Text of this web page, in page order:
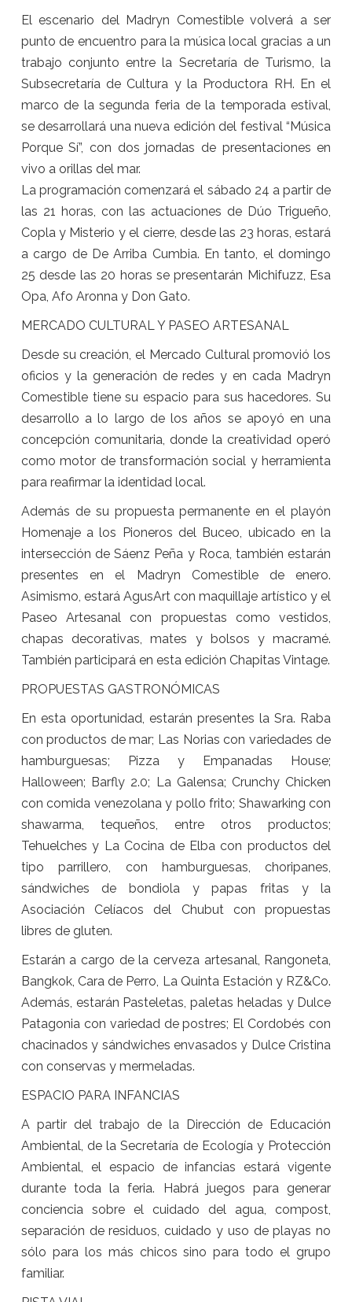
El escenario del Madryn Comestible volverá a ser
punto de encuentro para la música local gracias a un
trabajo conjunto entre la Secretaría de Turismo, la
Subsecretaría de Cultura y la Productora RH. En el
marco de la segunda feria de la temporada estival,
se desarrollará una nueva edición del festival “Música
Porque Sí”, con dos jornadas de presentaciones en
vivo a orillas del mar.
La programación comenzará el sábado 24 a partir de
las 21 horas, con las actuaciones de Dúo Trigueño,
Copla y Misterio y el cierre, desde las 23 horas, estará
a cargo de De Arriba Cumbia. En tanto, el domingo
25 desde las 20 horas se presentarán Michifuzz, Esa
Opa, Afo Aronna y Don Gato.
MERCADO CULTURAL Y PASEO ARTESANAL
Desde su creación, el Mercado Cultural promovió los
oficios y la generación de redes y en cada Madryn
Comestible tiene su espacio para sus hacedores. Su
desarrollo a lo largo de los años se apoyó en una
concepción comunitaria, donde la creatividad operó
como motor de transformación social y herramienta
para reafirmar la identidad local.
Además de su propuesta permanente en el playón
Homenaje a los Pioneros del Buceo, ubicado en la
intersección de Sáenz Peña y Roca, también estarán
presentes en el Madryn Comestible de enero.
Asimismo, estará AgusArt con maquillaje artístico y el
Paseo Artesanal con propuestas como vestidos,
chapas decorativas, mates y bolsos y macramé.
También participará en esta edición Chapitas Vintage.
PROPUESTAS GASTRONÓMICAS
En esta oportunidad, estarán presentes la Sra. Raba
con productos de mar; Las Norias con variedades de
hamburguesas; Pizza y Empanadas House;
Halloween; Barfly 2.0; La Galensa; Crunchy Chicken
con comida venezolana y pollo frito; Shawarking con
shawarma, tequeños, entre otros productos;
Tehuelches y La Cocina de Elba con productos del
tipo parrillero, con hamburguesas, choripanes,
sándwiches de bondiola y papas fritas y la
Asociación Celíacos del Chubut con propuestas
libres de gluten.
Estarán a cargo de la cerveza artesanal, Rangoneta,
Bangkok, Cara de Perro, La Quinta Estación y RZ&Co.
Además, estarán Pasteletas, paletas heladas y Dulce
Patagonia con variedad de postres; El Cordobés con
chacinados y sándwiches envasados y Dulce Cristina
con conservas y mermeladas.
ESPACIO PARA INFANCIAS
A partir del trabajo de la Dirección de Educación
Ambiental, de la Secretaría de Ecología y Protección
Ambiental, el espacio de infancias estará vigente
durante toda la feria. Habrá juegos para generar
conciencia sobre el cuidado del agua, compost,
separación de residuos, cuidado y uso de playas no
sólo para los más chicos sino para todo el grupo
familiar.